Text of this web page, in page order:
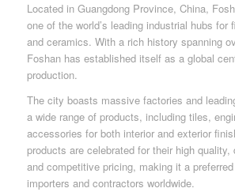
Located in Guangdong Province, China,
one of the world’s leading industrial hubs for
and ceramics. With a rich history spanning
Foshan has established itself as a global
production.
The city boasts massive factories and
a wide range of products, including tiles,
accessories for both interior and exterior
products are celebrated for their high quality,
and competitive pricing, making it a
importers and contractors worldwide.